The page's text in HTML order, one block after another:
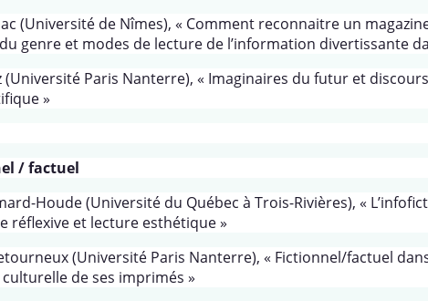
(Université de Nîmes), « Comment reconnaitre un
genre et modes de lecture de l’information divertissante
(Université Paris Nanterre), « Imaginaires du futur et
»
/ factuel
Houde (Université du Québec à Trois-Rivières), «
réflexive et lecture esthétique »
(Université Paris Nanterre), « Fictionnel/factuel
de ses imprimés »